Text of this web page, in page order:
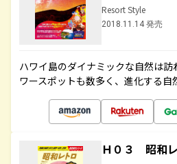
Resort Style
2018.11.14 発売
ハワイ島のダイナミックな自然は
ワースポットも数多く、進化する自
Ｈ０３ 昭和